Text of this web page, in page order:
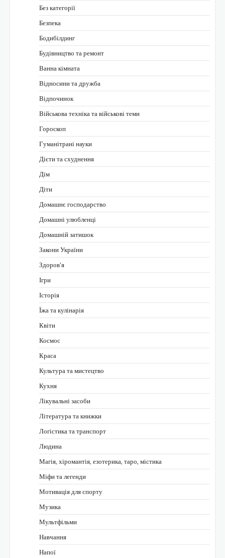
Без категорії
Безпека
Бодибілдинг
Будівництво та ремонт
Ванна кімната
Відносини та дружба
Відпочинок
Військова техніка та військові теми
Гороскоп
Гуманітрані науки
Дієти та схуднення
Дім
Діти
Домашнє господарство
Домашні улюбленці
Домашній затишок
Закони України
Здоров'я
Ігри
Історія
Їжа та кулінарія
Квіти
Космос
Краса
Культура та мистецтво
Кухня
Лікувальні засоби
Література та книжки
Логістика та транспорт
Людина
Магія, хіромантія, езотерика, таро, містика
Міфи та легенди
Мотивація для спорту
Музика
Мультфільми
Навчання
Напої